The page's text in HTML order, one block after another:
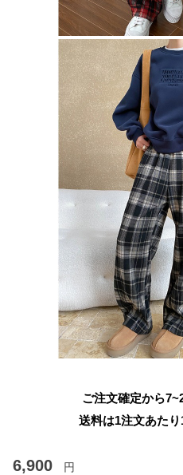
ご注文確定から
送料は1注文あたり
6,900 円